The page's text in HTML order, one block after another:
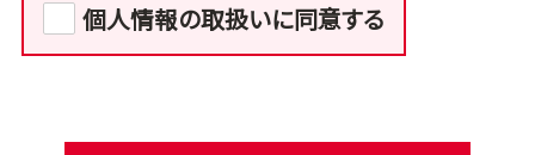
個人情報の取扱いに同意する